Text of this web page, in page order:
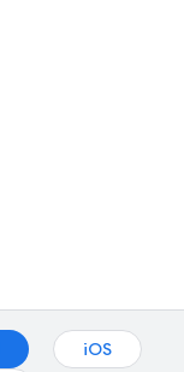
iOS